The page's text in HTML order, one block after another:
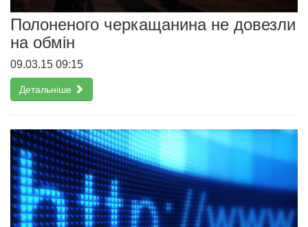
Полоненого черкащанина не довезли
на обмін
09.03.15 09:15
Детальніше